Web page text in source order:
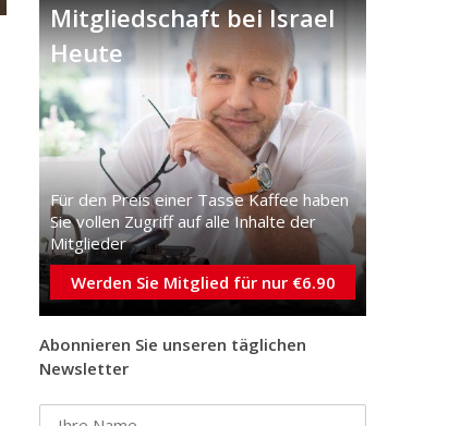
Mitgliedschaft bei Israel
Heute
Für den Preis einer Tasse Kaffee haben
Sie vollen Zugriff auf alle Inhalte der
Mitglieder
Werden Sie Mitglied für nur €6.90
Abonnieren Sie unseren täglichen
Newsletter